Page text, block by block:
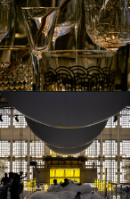
1st (First)
Samuele Paganotti
1st (First)